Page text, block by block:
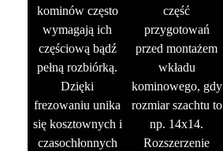
kominów często
wymagają ich
częściową bądź
pełną rozbiórką.
Dzięki
frezowaniu unika
się kosztownych i
czasochłonnych
część
przygotowań
przed montażem
wkładu
kominowego, gdy
rozmiar szachtu to
np. 14x14.
Rozszerzenie